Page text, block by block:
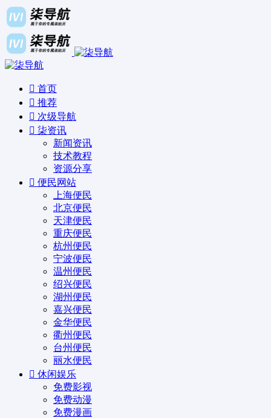
首页
推荐
次级导航
柒资讯
新闻资讯
技术教程
资源分享
便民网站
上海便民
北京便民
天津便民
重庆便民
杭州便民
宁波便民
温州便民
绍兴便民
湖州便民
嘉兴便民
金华便民
衢州便民
台州便民
丽水便民
休闲娱乐
免费影视
免费动漫
免费漫画